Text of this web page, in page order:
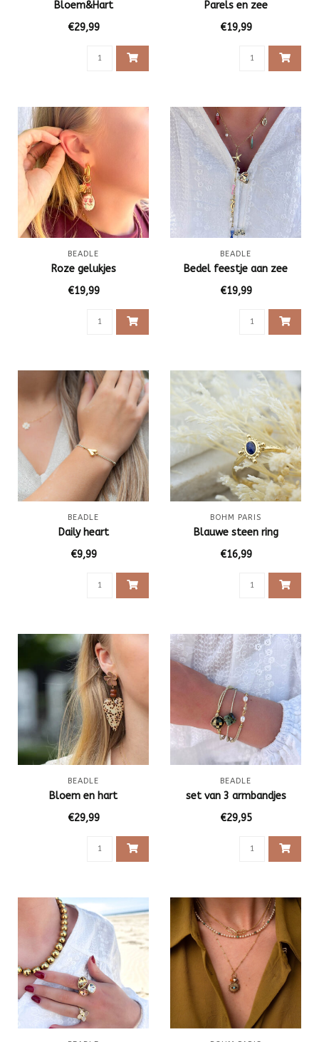
Bloem&Hart
€29,99
Parels en zee
€19,99
BEADLE
Roze gelukjes
€19,99
BEADLE
Bedel feestje aan zee
€19,99
BEADLE
Daily heart
€9,99
BOHM PARIS
Blauwe steen ring
€16,99
BEADLE
Bloem en hart
€29,99
BEADLE
set van 3 armbandjes
€29,95